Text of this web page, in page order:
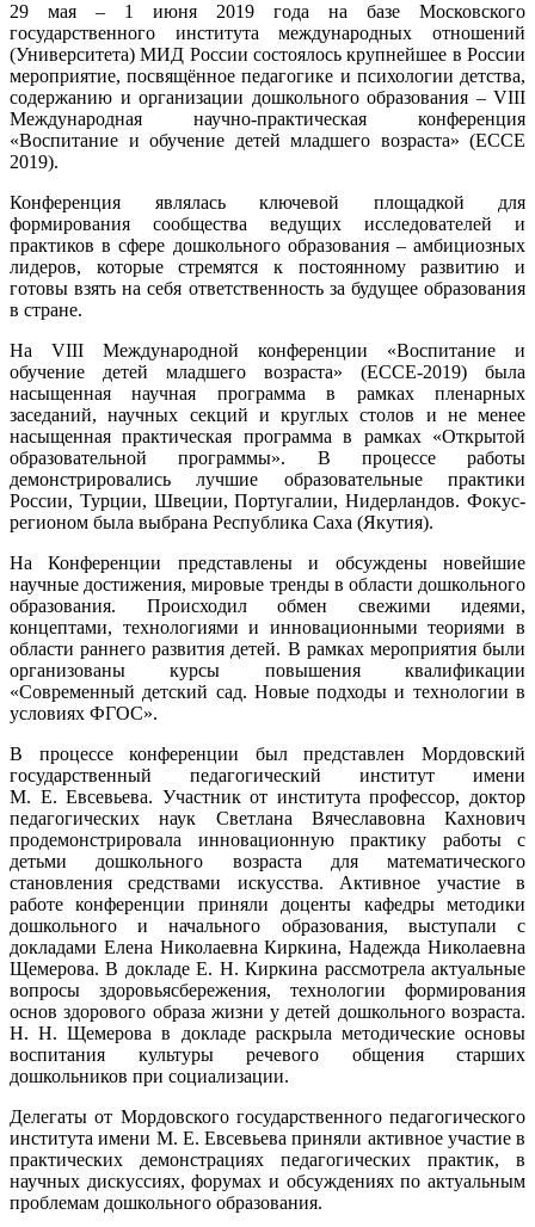
29 мая – 1 июня 2019 года на базе Московского
государственного института международных отношений
(Университета) МИД России состоялось крупнейшее в России
мероприятие, посвящённое педагогике и психологии детства,
содержанию и организации дошкольного образования – VIII
Международная научно-практическая конференция
«Воспитание и обучение детей младшего возраста» (ECCE
2019).
Конференция являлась ключевой площадкой для
формирования сообщества ведущих исследователей и
практиков в сфере дошкольного образования – амбициозных
лидеров, которые стремятся к постоянному развитию и
готовы взять на себя ответственность за будущее образования
в стране.
На VIII Международной конференции «Воспитание и
обучение детей младшего возраста» (ЕССЕ-2019) была
насыщенная научная программа в рамках пленарных
заседаний, научных секций и круглых столов и не менее
насыщенная практическая программа в рамках «Открытой
образовательной программы». В процессе работы
демонстрировались лучшие образовательные практики
России, Турции, Швеции, Португалии, Нидерландов. Фокус-
регионом была выбрана Республика Саха (Якутия).
На Конференции представлены и обсуждены новейшие
научные достижения, мировые тренды в области дошкольного
образования. Происходил обмен свежими идеями,
концептами, технологиями и инновационными теориями в
области раннего развития детей. В рамках мероприятия были
организованы курсы повышения квалификации
«Современный детский сад. Новые подходы и технологии в
условиях ФГОС».
В процессе конференции был представлен Мордовский
государственный педагогический институт имени
М. Е. Евсевьева. Участник от института профессор, доктор
педагогических наук Светлана Вячеславовна Кахнович
продемонстрировала инновационную практику работы с
детьми дошкольного возраста для математического
становления средствами искусства. Активное участие в
работе конференции приняли доценты кафедры методики
дошкольного и начального образования, выступали с
докладами Елена Николаевна Киркина, Надежда Николаевна
Щемерова. В докладе Е. Н. Киркина рассмотрела актуальные
вопросы здоровьясбережения, технологии формирования
основ здорового образа жизни у детей дошкольного возраста.
Н. Н. Щемерова в докладе раскрыла методические основы
воспитания культуры речевого общения старших
дошкольников при социализации.
Делегаты от Мордовского государственного педагогического
института имени М. Е. Евсевьева приняли активное участие в
практических демонстрациях педагогических практик, в
научных дискуссиях, форумах и обсуждениях по актуальным
проблемам дошкольного образования.